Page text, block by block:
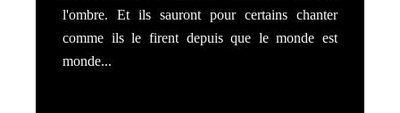
l'ombre. Et ils sauront pour certains chanter
comme ils le firent depuis que le monde est
monde...